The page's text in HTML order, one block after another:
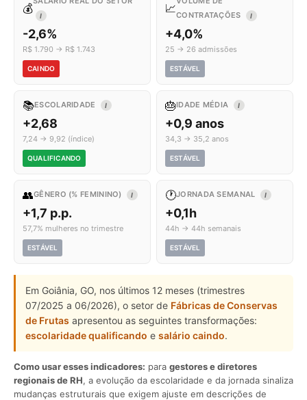
💰
I
-2,6%
R$ 1.790 → R$ 1.743
CAINDO
📈CONTRATAÇÕES
I
+4,0%
25 → 26 admissões
ESTÁVEL
📚ESCOLARIDADE I
+2,68
7,24 → 9,92 (índice)
QUALIFICANDO
🎂IDADE MÉDIA I
+0,9 anos
34,3 → 35,2 anos
ESTÁVEL
👥GÊNERO (% FEMININO) I
+1,7 p.p.
57,7% mulheres no trimestre
ESTÁVEL
🕐JORNADA SEMANAL I
+0,1h
44h → 44h semanais
ESTÁVEL
Em Goiânia, GO, nos últimos 12 meses (trimestres
07/2025 a 06/2026), o setor de Fábricas de Conservas
de Frutas apresentou as seguintes transformações:
escolaridade qualificando e salário caindo.
Como usar esses indicadores: para gestores e diretores
regionais de RH, a evolução da escolaridade e da jornada sinaliza
mudanças estruturais que exigem ajuste em descrições de